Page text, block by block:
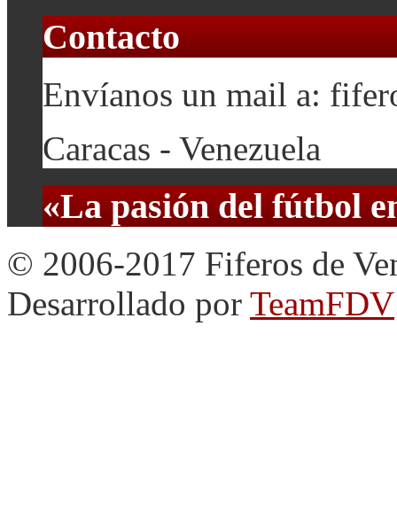
Contacto
Envíanos un mail a:
Caracas - Venezuela
«La pasión del fútbol
© 2006-2017 Fiferos de
Desarrollado por TeamFDV